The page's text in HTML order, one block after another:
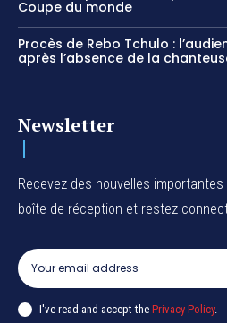
Coupe du monde
Procès de Rebo Tchulo :
après l’absence de la
Newsletter
Recevez des nouvelles
boîte de réception et restez
I've read and accept the Privacy Policy.